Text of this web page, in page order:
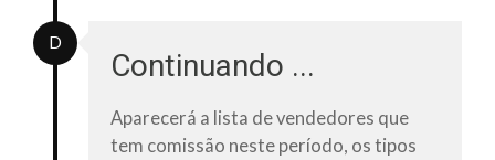
Continuando ...
Aparecerá a lista de vendedores que
tem comissão neste período, os tipos
D